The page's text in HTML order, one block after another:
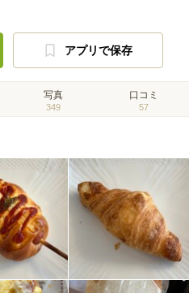
アプリで保存
写真
349
口コミ
57